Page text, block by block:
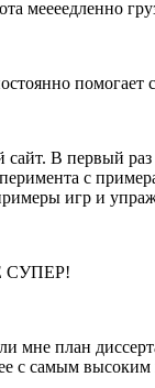
меееедленно
В первый раз
с
игр и
СУПЕР!
мне план
с самым